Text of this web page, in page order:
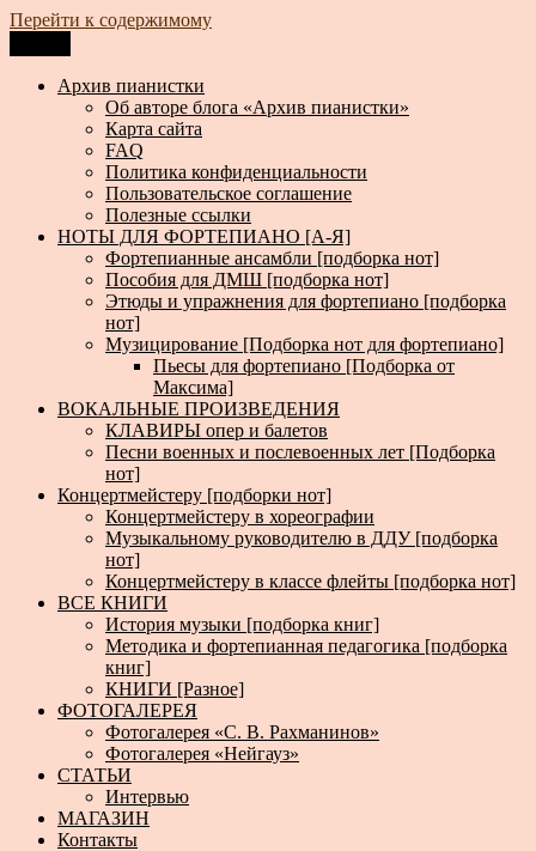
Перейти к содержимому
Архив пианистки
Всё для пианистов: ноты, книги, музыка, статьи…
Архив пианистки
Об авторе блога «Архив пианистки»
Карта сайта
FAQ
Политика конфиденциальности
Пользовательское соглашение
Полезные ссылки
НОТЫ ДЛЯ ФОРТЕПИАНО [А-Я]
Фортепианные ансамбли [подборка нот]
Пособия для ДМШ [подборка нот]
Этюды и упражнения для фортепиано [подборка
нот]
Музицирование [Подборка нот для фортепиано]
Пьесы для фортепиано [Подборка от
Максима]
ВОКАЛЬНЫЕ ПРОИЗВЕДЕНИЯ
КЛАВИРЫ опер и балетов
Песни военных и послевоенных лет [Подборка
нот]
Концертмейстеру [подборки нот]
Концертмейстеру в хореографии
Музыкальному руководителю в ДДУ [подборка
нот]
Концертмейстеру в классе флейты [подборка нот]
ВСЕ КНИГИ
История музыки [подборка книг]
Методика и фортепианная педагогика [подборка
книг]
КНИГИ [Разное]
ФОТОГАЛЕРЕЯ
Фотогалерея «С. В. Рахманинов»
Фотогалерея «Нейгауз»
СТАТЬИ
Интервью
МАГАЗИН
Контакты